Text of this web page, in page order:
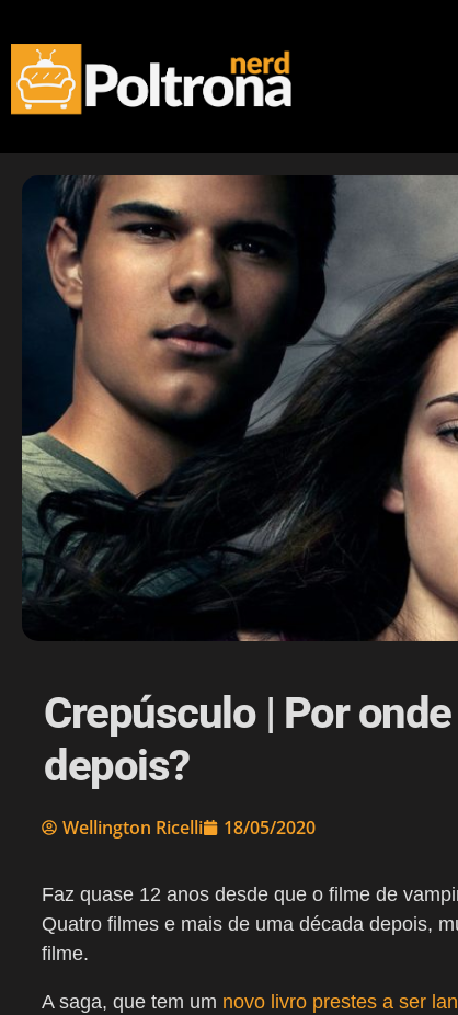
Crepúsculo | Por
depois?
Wellington Ricelli 18/05/2020
Faz quase 12 anos desde que o filme de
Quatro filmes e mais de uma década depois,
filme.
A saga, que tem um novo livro prestes a ser